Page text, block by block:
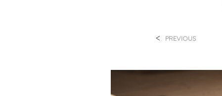
< PREVIOUS